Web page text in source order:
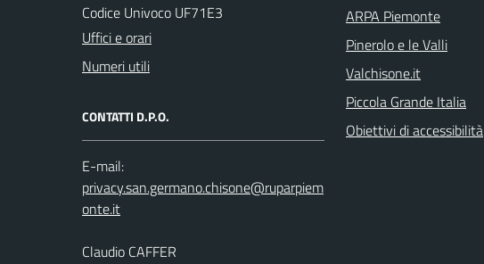
Codice Univoco UF71E3
Uffici e orari
Numeri utili
CONTATTI D.P.O.
E-mail:
Claudio CAFFER
ARPA Piemonte
Pinerolo e le Valli
Valchisone.it
Piccola Grande Italia
Obiettivi di accessibilità